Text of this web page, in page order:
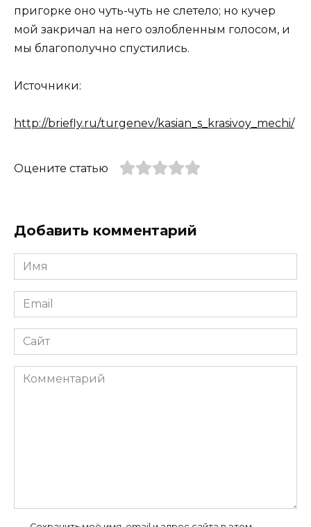
пригорке оно чуть-чуть не слетело; но кучер
мой закричал на него озлобленным голосом, и
мы благополучно спустились.
Источники:
http://briefly.ru/turgenev/kasian_s_krasivoy_mechi/
Оцените статью
Добавить комментарий
Имя
*
Email
*
Сайт
Комментарий